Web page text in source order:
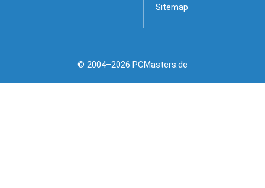
Sitemap
© 2004–2026 PCMasters.de